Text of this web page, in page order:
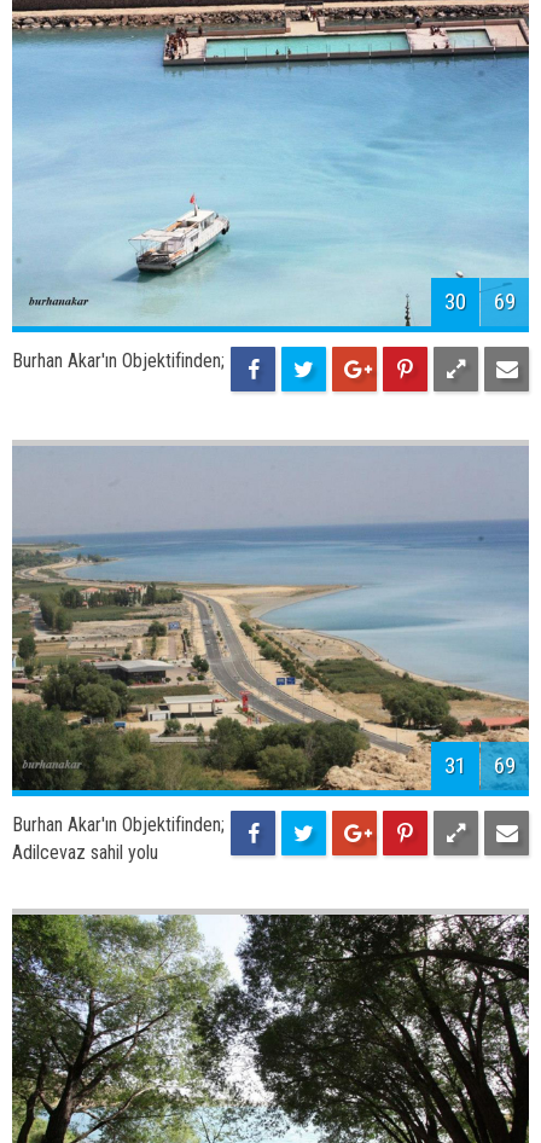
30 69
Burhan Akar'ın Objektifinden;
31 69
Burhan Akar'ın Objektifinden;
Adilcevaz sahil yolu